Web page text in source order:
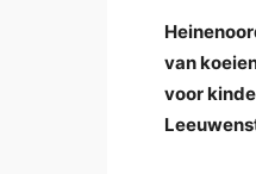
van
voor